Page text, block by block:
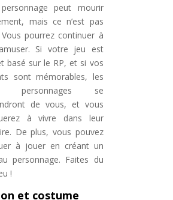
peut mourir
mais ce n’est pas
Vous pourrez continuer à
Si votre jeu est
basé sur le RP, et si vos
sont mémorables, les
personnages se
de vous, et vous
à vivre dans leur
De plus, vous pouvez
à jouer en créant un
personnage. Faites du
!
et costume